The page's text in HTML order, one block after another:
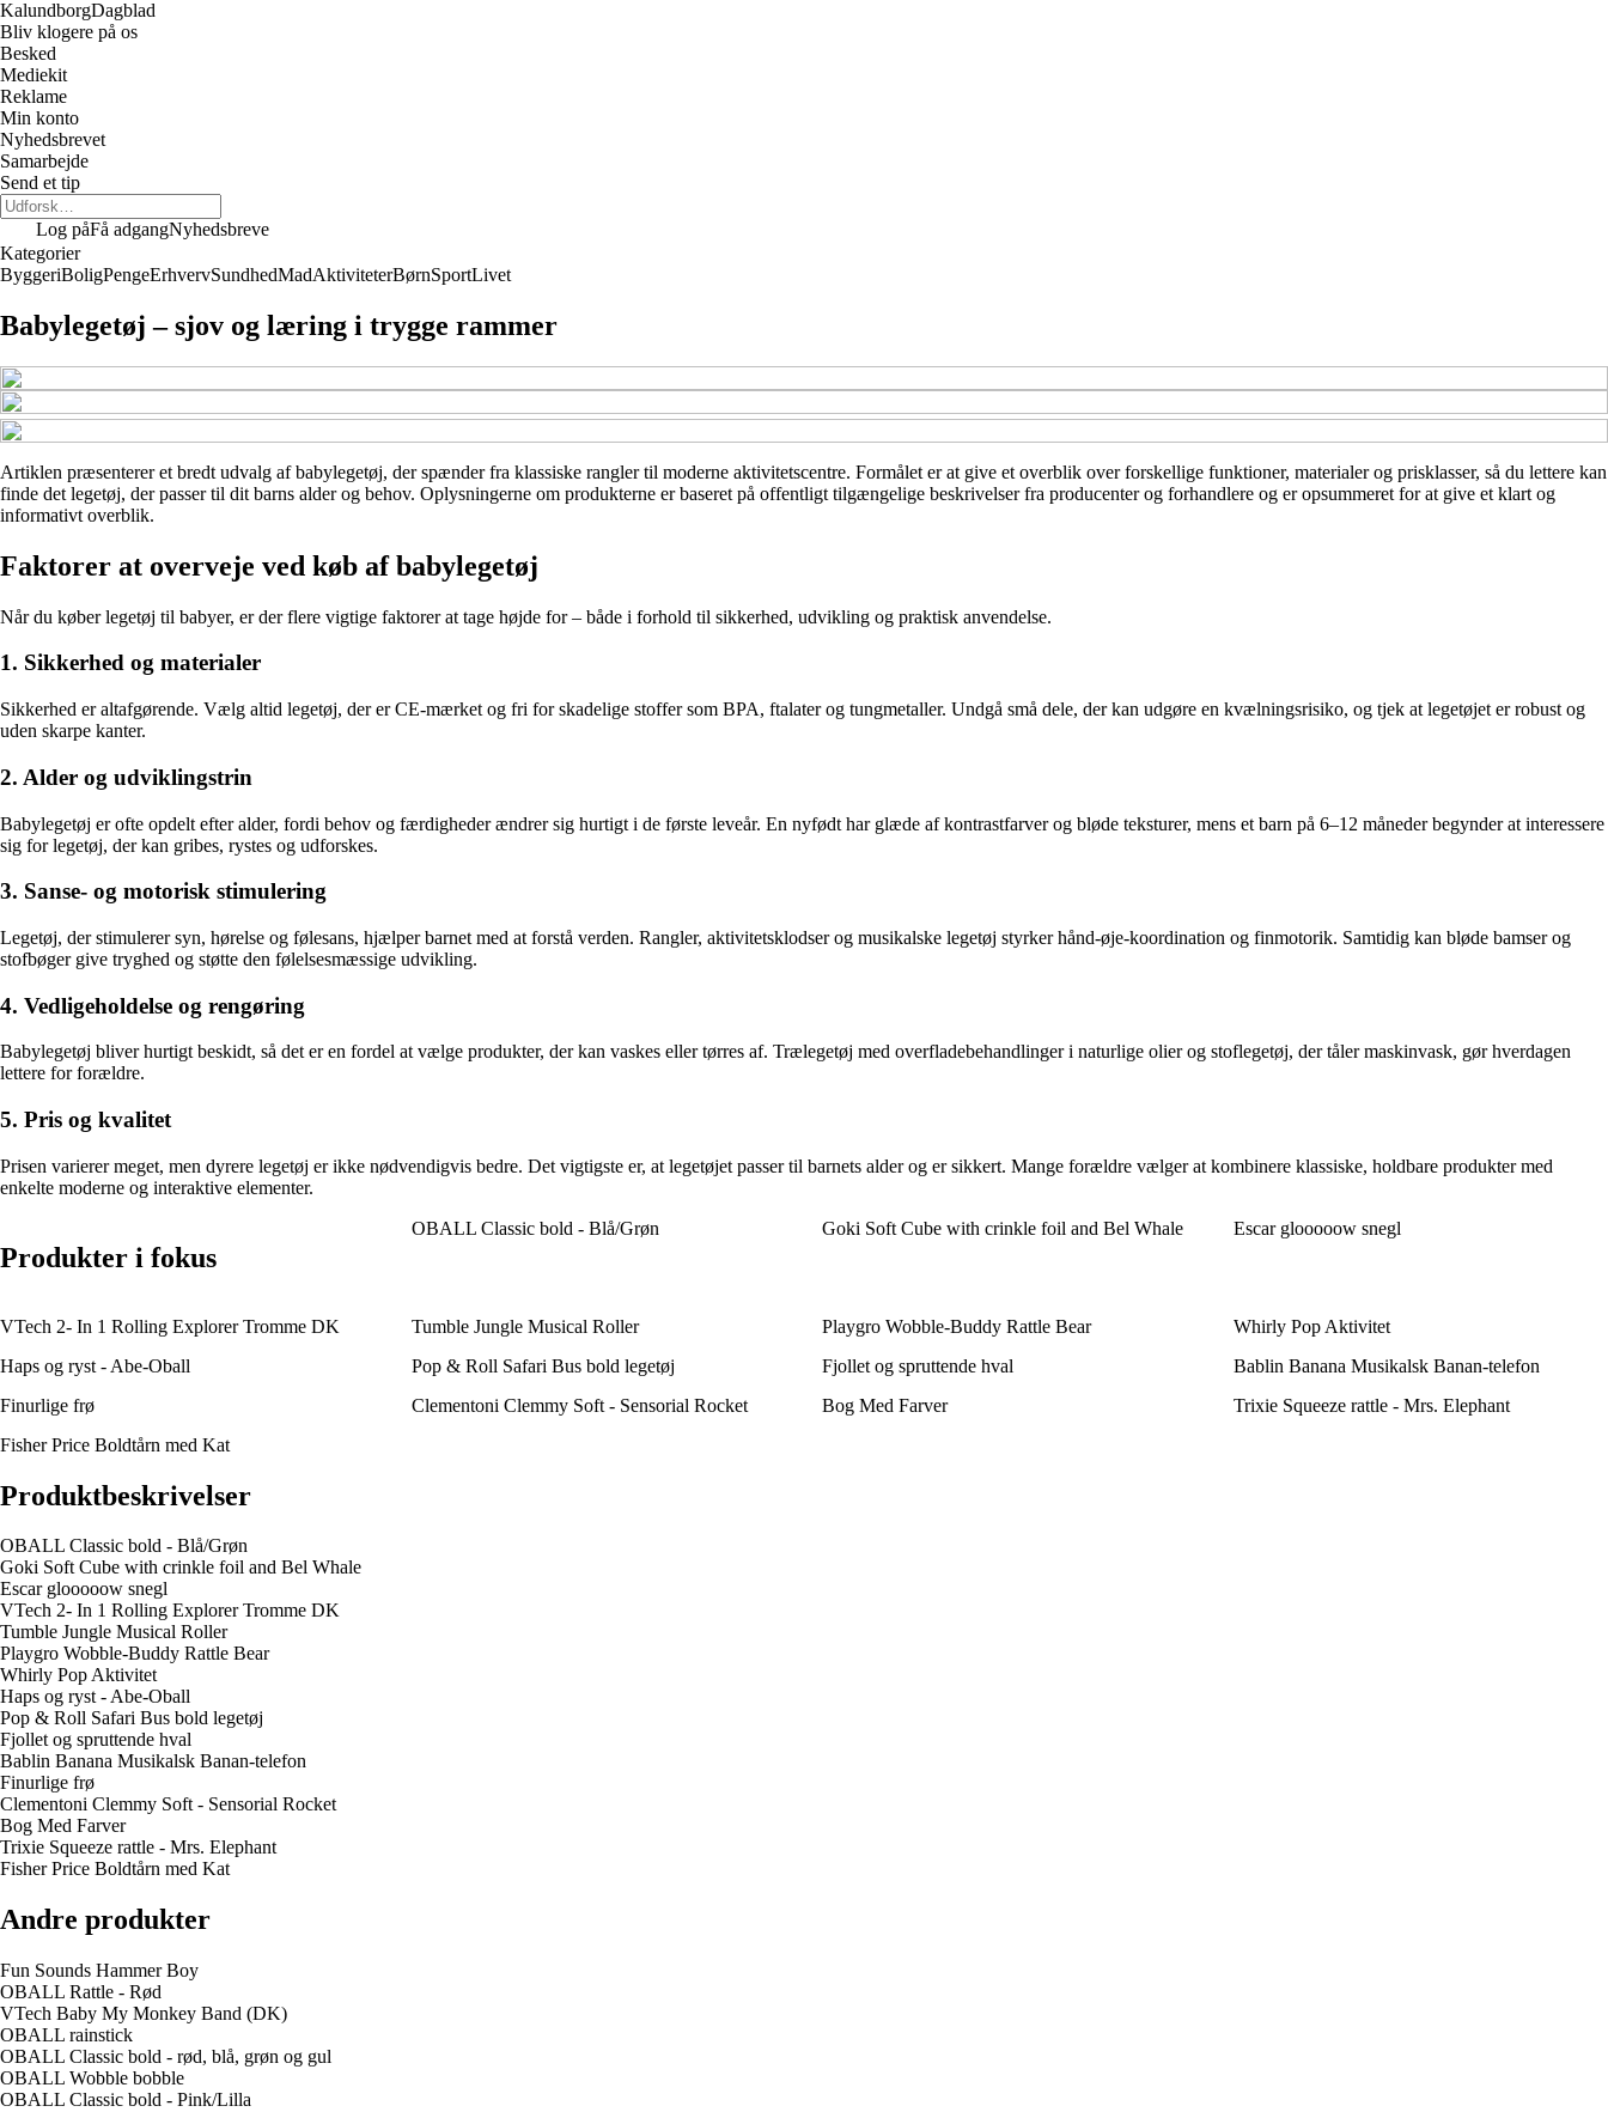
KalundborgDagblad
Bliv klogere på os
Besked
Mediekit
Reklame
Min konto
Nyhedsbrevet
Samarbejde
Send et tip
Log påFå adgangNyhedsbreve
Kategorier
ByggeriBoligPengeErhvervSundhedMadAktiviteterBørnSportLivet
Babylegetøj – sjov og læring i trygge rammer
Artiklen præsenterer et bredt udvalg af babylegetøj, der spænder fra klassiske rangler til moderne aktivitetscentre. Formålet er at give et overblik over forskellige funktioner, materialer og prisklasser, så du lettere kan
finde det legetøj, der passer til dit barns alder og behov. Oplysningerne om produkterne er baseret på offentligt tilgængelige beskrivelser fra producenter og forhandlere og er opsummeret for at give et klart og
informativt overblik.
Faktorer at overveje ved køb af babylegetøj
Når du køber legetøj til babyer, er der flere vigtige faktorer at tage højde for – både i forhold til sikkerhed, udvikling og praktisk anvendelse.
1. Sikkerhed og materialer
Sikkerhed er altafgørende. Vælg altid legetøj, der er CE-mærket og fri for skadelige stoffer som BPA, ftalater og tungmetaller. Undgå små dele, der kan udgøre en kvælningsrisiko, og tjek at legetøjet er robust og
uden skarpe kanter.
2. Alder og udviklingstrin
Babylegetøj er ofte opdelt efter alder, fordi behov og færdigheder ændrer sig hurtigt i de første leveår. En nyfødt har glæde af kontrastfarver og bløde teksturer, mens et barn på 6–12 måneder begynder at interessere
sig for legetøj, der kan gribes, rystes og udforskes.
3. Sanse- og motorisk stimulering
Legetøj, der stimulerer syn, hørelse og følesans, hjælper barnet med at forstå verden. Rangler, aktivitetsklodser og musikalske legetøj styrker hånd-øje-koordination og finmotorik. Samtidig kan bløde bamser og
stofbøger give tryghed og støtte den følelsesmæssige udvikling.
4. Vedligeholdelse og rengøring
Babylegetøj bliver hurtigt beskidt, så det er en fordel at vælge produkter, der kan vaskes eller tørres af. Trælegetøj med overfladebehandlinger i naturlige olier og stoflegetøj, der tåler maskinvask, gør hverdagen
lettere for forældre.
5. Pris og kvalitet
Prisen varierer meget, men dyrere legetøj er ikke nødvendigvis bedre. Det vigtigste er, at legetøjet passer til barnets alder og er sikkert. Mange forældre vælger at kombinere klassiske, holdbare produkter med
enkelte moderne og interaktive elementer.
Produkter i fokus
OBALL Classic bold - Blå/Grøn Goki Soft Cube with crinkle foil and Bel Whale Escar glooooow snegl
VTech 2- In 1 Rolling Explorer Tromme DK Tumble Jungle Musical Roller Playgro Wobble-Buddy Rattle Bear
Whirly Pop Aktivitet
Haps og ryst - Abe-Oball
Pop & Roll Safari Bus bold legetøj Fjollet og spruttende hval
Bablin Banana Musikalsk Banan-telefon
Finurlige frø
Clementoni Clemmy Soft - Sensorial Rocket Bog Med Farver
Trixie Squeeze rattle - Mrs. Elephant
Fisher Price Boldtårn med Kat
Produktbeskrivelser
OBALL Classic bold - Blå/Grøn
Goki Soft Cube with crinkle foil and Bel Whale
Escar glooooow snegl
VTech 2- In 1 Rolling Explorer Tromme DK
Tumble Jungle Musical Roller
Playgro Wobble-Buddy Rattle Bear
Whirly Pop Aktivitet
Haps og ryst - Abe-Oball
Pop & Roll Safari Bus bold legetøj
Fjollet og spruttende hval
Bablin Banana Musikalsk Banan-telefon
Finurlige frø
Clementoni Clemmy Soft - Sensorial Rocket
Bog Med Farver
Trixie Squeeze rattle - Mrs. Elephant
Fisher Price Boldtårn med Kat
Andre produkter
Fun Sounds Hammer Boy
OBALL Rattle - Rød
VTech Baby My Monkey Band (DK)
OBALL rainstick
OBALL Classic bold - rød, blå, grøn og gul
OBALL Wobble bobble
OBALL Classic bold - Pink/Lilla